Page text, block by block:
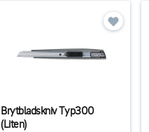
Brytbladskniv Typ300
(Liten)